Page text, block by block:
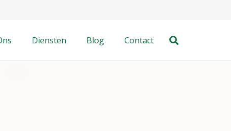
Diensten Blog Contact